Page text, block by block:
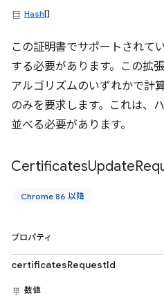
Hash[]
この証明書でサポートされて
する必要があります。この拡
アルゴリズムのいずれかで計
のみを要求します。これは、
並べる必要があります。
CertificatesUpdate
Chrome 86 以降
プロパティ
certificatesRequestId
数値